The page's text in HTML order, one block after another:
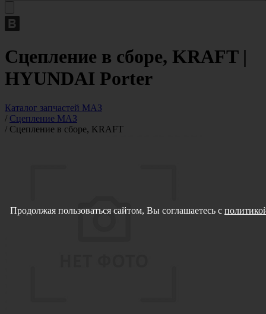
Сцепление в сборе, KRAFT |
HYUNDAI Porter
Каталог запчастей МАЗ
/ Сцепление МАЗ
/ Сцепление в сборе, KRAFT
Продолжая пользоваться сайтом, Вы соглашаетесь с